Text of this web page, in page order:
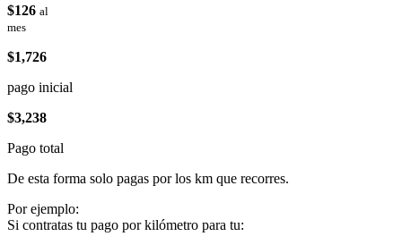
$126 al
mes
$1,726
pago inicial
$3,238
Pago total
De esta forma solo pagas por los km que recorres.
Por ejemplo:
Si contratas tu pago por kilómetro para tu: